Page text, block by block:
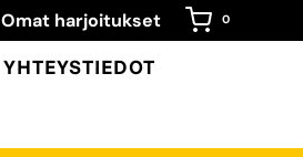
Omat harjoitukset 0
YHTEYSTIEDOT